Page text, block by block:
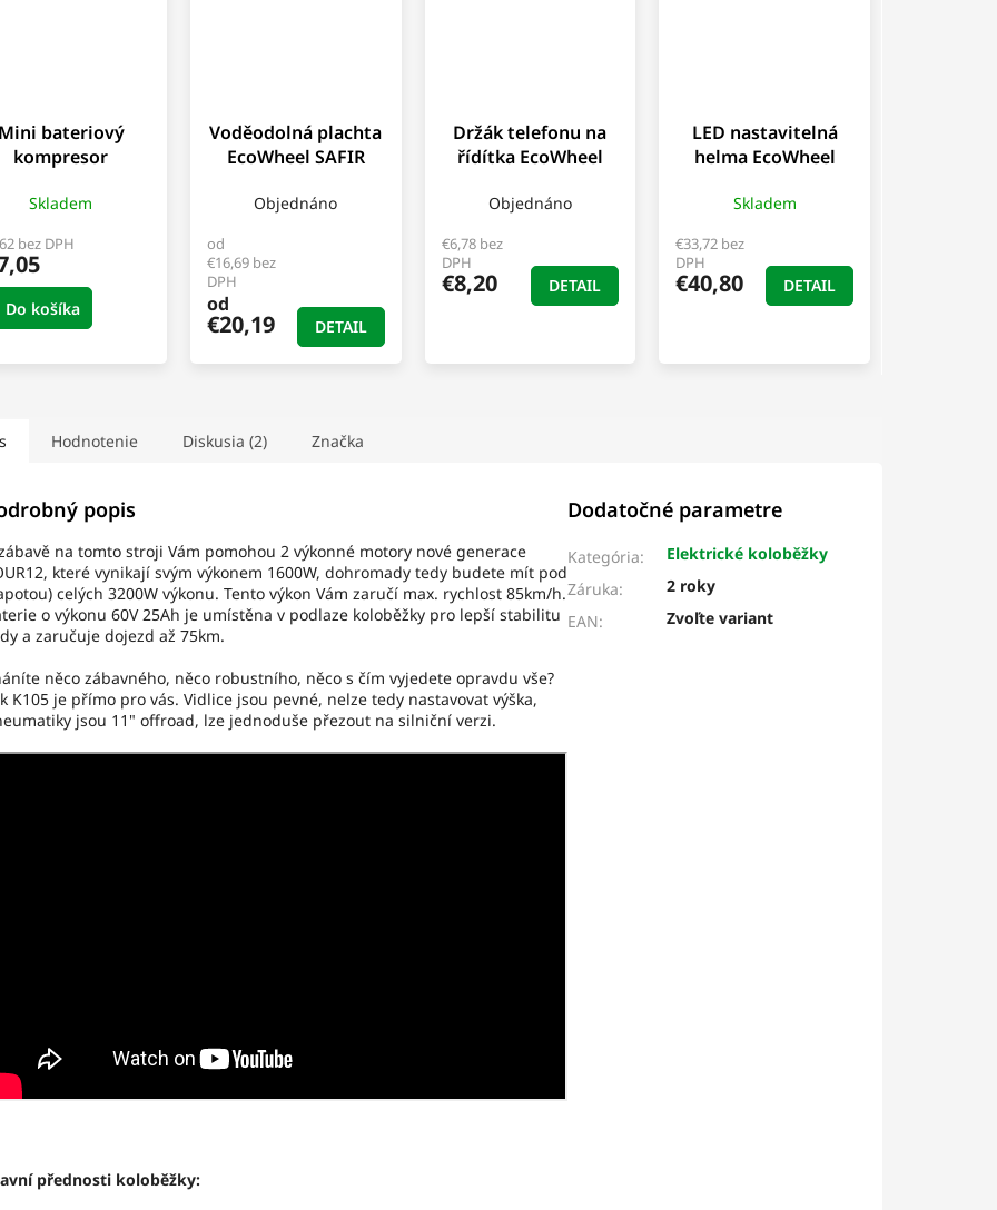
Mini bateriový
kompresor
Skladem
bez DPH
Do košíka
Voděodolná plachta
EcoWheel SAFIR
Objednáno
od
€16,69 bez
DPH
od
€20,19 DETAIL
Držák telefonu na
řídítka EcoWheel
Objednáno
€6,78 bez
DPH
€8,20 DETAIL
LED nastavitelná
helma EcoWheel
Skladem
€33,72 bez
DPH
€40,80 DETAIL
Hodnotenie Diskusia (2) Značka
popis
na tomto stroji Vám pomohou 2 výkonné motory nové generace
které vynikají svým výkonem 1600W, dohromady tedy budete mít pod
celých 3200W výkonu. Tento výkon Vám zaručí max. rychlost 85km/h.
o výkonu 60V 25Ah je umístěna v podlaze koloběžky pro lepší stabilitu
a zaručuje dojezd až 75km.
něco zábavného, něco robustního, něco s čím vyjedete opravdu vše?
K105 je přímo pro vás. Vidlice jsou pevné, nelze tedy nastavovat výška,
jsou 11" offroad, lze jednoduše přezout na silniční verzi.
přednosti koloběžky:
Dodatočné parametre
Kategória:
Elektrické koloběžky
Záruka:
2 roky
EAN: Zvoľte variant